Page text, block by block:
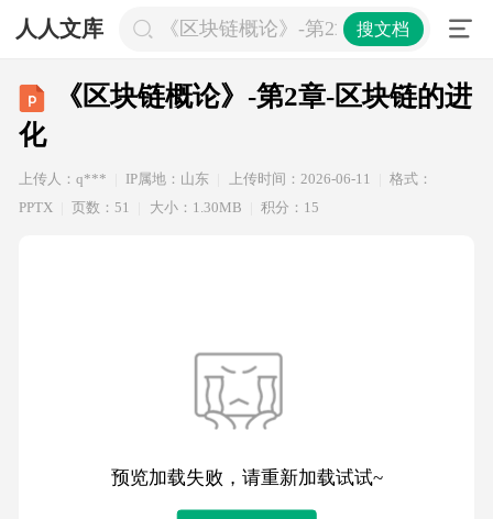
人人文库 《区块链概论》-第2章-区块链的进化
搜文档
《区块链概论》-第2章-区块链的进
化
上传人：q*** IP属地：山东 上传时间：2026-06-11
格式：
PPTX
页数：51 大小：1.30MB 积分：15
预览加载失败，请重新加载试试~